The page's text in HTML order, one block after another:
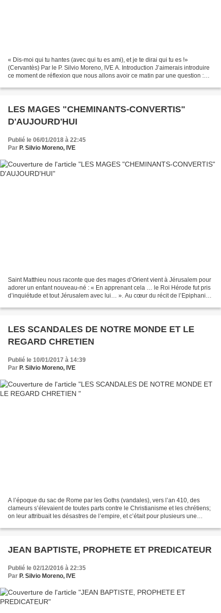
« Dis-moi qui tu hantes (avec qui tu es ami), et je te dirai qui tu es !»
(Cervantès) Par le P. Silvio Moreno, IVE A. Introduction J’aimerais introduire
ce moment de réflexion que nous allons avoir ce matin par une question :
LES MAGES "CHEMINANTS-CONVERTIS"
D'AUJOURD'HUI
Publié le 06/01/2018 à 22:45
Par P. Silvio Moreno, IVE
Saint Matthieu nous raconte que des mages d’Orient vient à Jérusalem pour
adorer un enfant nouveau-né : « En apprenant cela … le Roi Hérode fut pris
d’inquiétude et tout Jérusalem avec lui… ». Au cœur du récit de l’Epiphanie,
LES SCANDALES DE NOTRE MONDE ET LE
REGARD CHRETIEN
Publié le 10/01/2017 à 14:39
Par P. Silvio Moreno, IVE
A l’époque du sac de Rome par les Goths (vandales), vers l’an 410, des
clameurs s’élevaient de toutes parts contre le Christianisme et les chrétiens;
on leur attribuait les désastres de l’empire, et c’était pour plusieurs une
JEAN BAPTISTE, PROPHETE ET PREDICATEUR
Publié le 02/12/2016 à 22:35
Par P. Silvio Moreno, IVE